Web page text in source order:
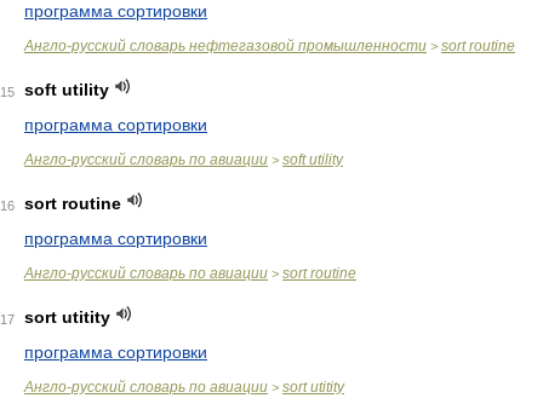
программа сортировки
Англо-русский словарь нефтегазовой промышленности > sort routine
15
soft utility
программа сортировки
Англо-русский словарь по авиации > soft utility
16
sort routine
программа сортировки
Англо-русский словарь по авиации > sort routine
17
sort utitity
программа сортировки
Англо-русский словарь по авиации > sort utitity